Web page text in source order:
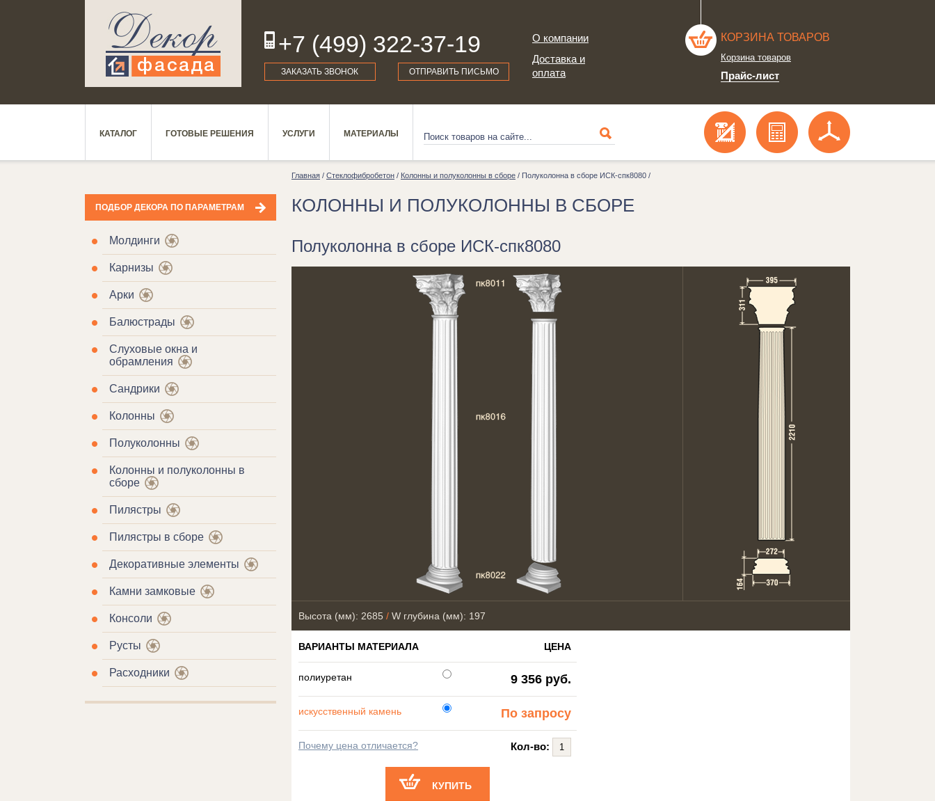
+7 (499) 322-37-19
ЗАКАЗАТЬ ЗВОНОК ОТПРАВИТЬ ПИСЬМО
О компании
Доставка и
оплата
КОРЗИНА ТОВАРОВ
Корзина товаров
Прайс-лист
КАТАЛОГ ГОТОВЫЕ РЕШЕНИЯ УСЛУГИ МАТЕРИАЛЫ
ПОДБОР ДЕКОРА ПО ПАРАМЕТРАМ
Молдинги
Карнизы
Арки
Балюстрады
Слуховые окна и
обрамления
Сандрики
Колонны
Полуколонны
Колонны и полуколонны в
сборе
Пилястры
Пилястры в сборе
Декоративные элементы
Камни замковые
Консоли
Русты
Расходники
Главная / Стеклофибробетон / Колонны и полуколонны в сборе / Полуколонна в сборе ИСК-спк8080 /
КОЛОННЫ И ПОЛУКОЛОННЫ В СБОРЕ
Полуколонна в сборе ИСК-спк8080
Высота (мм): 2685 / W глубина (мм): 197
ВАРИАНТЫ МАТЕРИАЛА ЦЕНА
полиуретан 9 356 руб.
искусственный камень По запросу
Почему цена отличается? Кол-во:
КУПИТЬ